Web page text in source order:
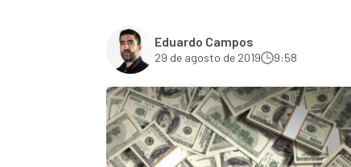
Eduardo Campos
29 de agosto de 2019 9:58